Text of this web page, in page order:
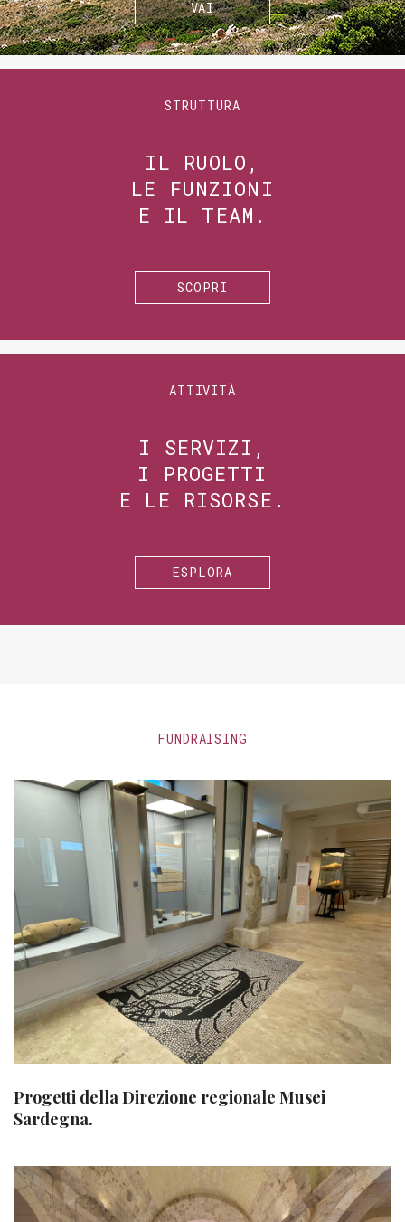
VAI
STRUTTURA
IL RUOLO,
LE FUNZIONI
E IL TEAM.
SCOPRI
ATTIVITÀ
I SERVIZI,
I PROGETTI
E LE RISORSE.
ESPLORA
FUNDRAISING
Progetti della Direzione regionale Musei
Sardegna.